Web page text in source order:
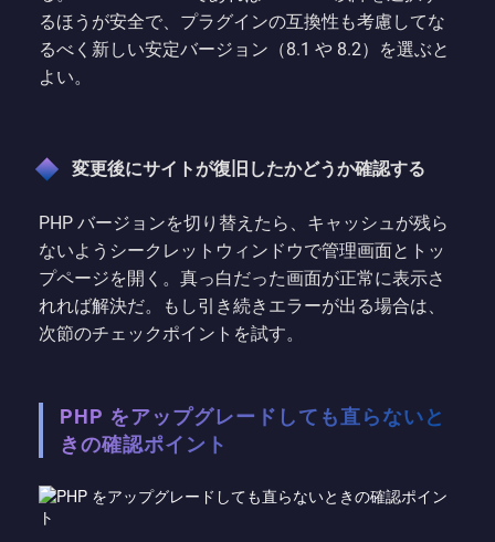
るほうが安全で、プラグインの互換性も考慮してな
るべく新しい安定バージョン（8.1 や 8.2）を選ぶと
よい。
変更後にサイトが復旧したかどうか確認する
PHP バージョンを切り替えたら、キャッシュが残ら
ないようシークレットウィンドウで管理画面とトッ
プページを開く。真っ白だった画面が正常に表示さ
れれば解決だ。もし引き続きエラーが出る場合は、
次節のチェックポイントを試す。
PHP をアップグレードしても直らないと
きの確認ポイント